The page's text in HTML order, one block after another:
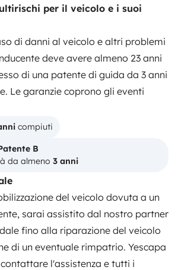
per il veicolo e i suoi
di danni al veicolo e altri problemi
deve avere almeno 23 anni
di una patente di guida da 3 anni
Le garanzie coprono gli eventi
compiuti
B
da almeno 3 anni
del veicolo dovuta a un
sarai assistito dal nostro partner
fino alla riparazione del veicolo
di un eventuale rimpatrio. Yescapa
l'assistenza e tutti i
clienti su Trusted Shops
Facebook